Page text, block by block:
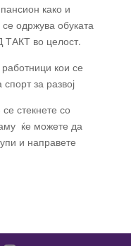
како и
одржува обуката
ТАКТ во целост.
кои се
за развој
стекнете со
ќе можете да
и направете